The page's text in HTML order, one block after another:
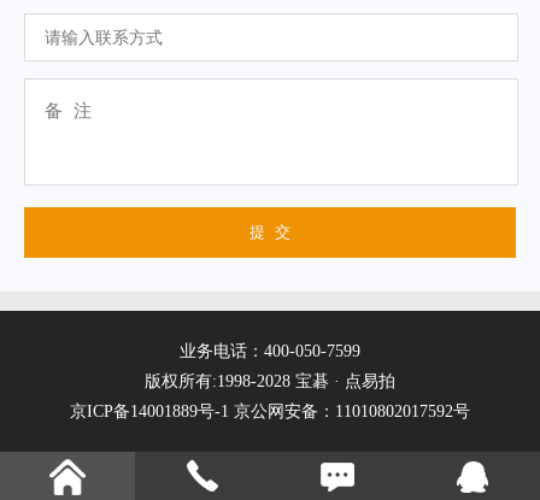
业务电话：400-050-7599
版权所有:1998-2028 宝碁 · 点易拍
京ICP备14001889号-1 京公网安备：11010802017592号